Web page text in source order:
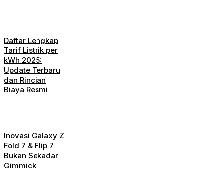
Daftar Lengkap
Tarif Listrik per
kWh 2025:
Update Terbaru
dan Rincian
Biaya Resmi
Inovasi Galaxy Z
Fold 7 & Flip 7
Bukan Sekadar
Gimmick